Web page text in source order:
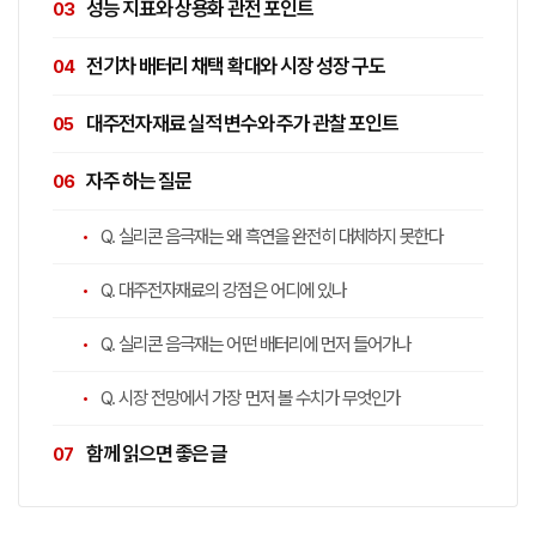
성능 지표와 상용화 관전 포인트
전기차 배터리 채택 확대와 시장 성장 구도
대주전자재료 실적 변수와 주가 관찰 포인트
자주 하는 질문
Q. 실리콘 음극재는 왜 흑연을 완전히 대체하지 못한다
Q. 대주전자재료의 강점은 어디에 있나
Q. 실리콘 음극재는 어떤 배터리에 먼저 들어가나
Q. 시장 전망에서 가장 먼저 볼 수치가 무엇인가
함께 읽으면 좋은 글